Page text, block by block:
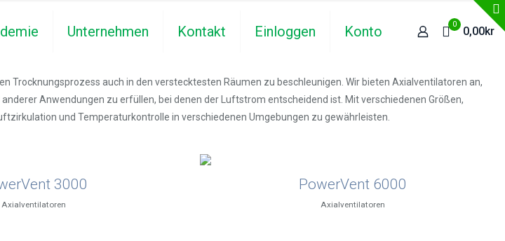
Unternehmen Kontakt Einloggen Konto 0
0,00kr
auch in den verstecktesten Räumen zu beschleunigen. Wir bieten Axialventilatoren an,
Anwendungen zu erfüllen, bei denen der Luftstrom entscheidend ist. Mit verschiedenen Größen,
und Temperaturkontrolle in verschiedenen Umgebungen zu gewährleisten.
3000
Axialventilatoren
PowerVent 6000
Axialventilatoren